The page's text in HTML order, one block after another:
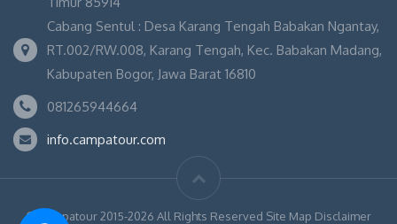
Cabang Sentul : Desa Karang Tengah Babakan Ngantay,
RT.002/RW.008, Karang Tengah, Kec. Babakan Madang,
Kabupaten Bogor, Jawa Barat 16810
081265944664
info.campatour.com
© Campatour 2015-2026 All Rights Reserved Site Map Disclaimer